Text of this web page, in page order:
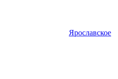
Ярославское